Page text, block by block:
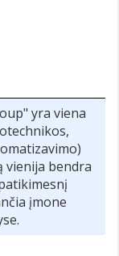
yra viena
vienija bendra
įmone